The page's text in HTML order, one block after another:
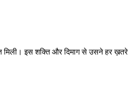
मिली। इस शक्ति और दिमाग से उसने हर ख़तरे